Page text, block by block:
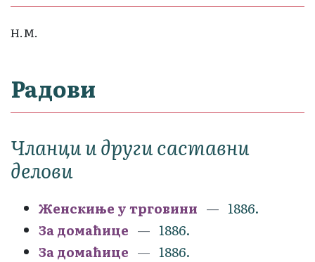
Н.М.
Радови
Чланци и други саставни
делови
Женскиње у трговини
1886.
За домаћице
1886.
За домаћице
1886.